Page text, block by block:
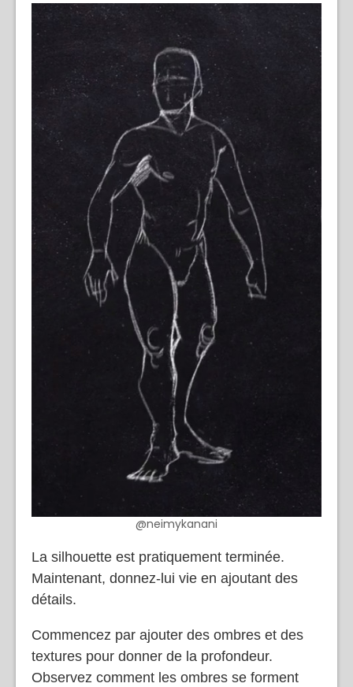
@neimykanani
La silhouette est pratiquement terminée.
Maintenant, donnez-lui vie en ajoutant des
détails.
Commencez par ajouter des ombres et des
textures pour donner de la profondeur.
Observez comment les ombres se forment